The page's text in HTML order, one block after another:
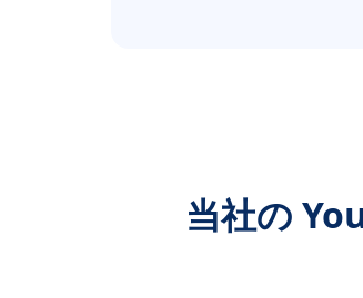
当社の